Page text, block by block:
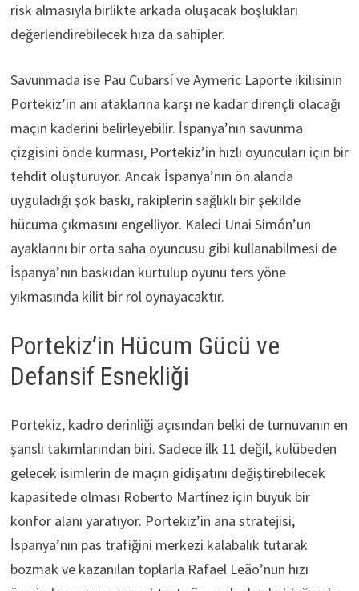
risk almasıyla birlikte arkada oluşacak boşlukları
değerlendirebilecek hıza da sahipler.
Savunmada ise Pau Cubarsí ve Aymeric Laporte ikilisinin
Portekiz’in ani ataklarına karşı ne kadar dirençli olacağı
maçın kaderini belirleyebilir. İspanya’nın savunma
çizgisini önde kurması, Portekiz’in hızlı oyuncuları için bir
tehdit oluşturuyor. Ancak İspanya’nın ön alanda
uyguladığı şok baskı, rakiplerin sağlıklı bir şekilde
hücuma çıkmasını engelliyor. Kaleci Unai Simón’un
ayaklarını bir orta saha oyuncusu gibi kullanabilmesi de
İspanya’nın baskıdan kurtulup oyunu ters yöne
yıkmasında kilit bir rol oynayacaktır.
Portekiz’in Hücum Gücü ve
Defansif Esnekliği
Portekiz, kadro derinliği açısından belki de turnuvanın en
şanslı takımlarından biri. Sadece ilk 11 değil, kulübeden
gelecek isimlerin de maçın gidişatını değiştirebilecek
kapasitede olması Roberto Martínez için büyük bir
konfor alanı yaratıyor. Portekiz’in ana stratejisi,
İspanya’nın pas trafiğini merkezi kalabalık tutarak
bozmak ve kazanılan toplarla Rafael Leão’nun hızı